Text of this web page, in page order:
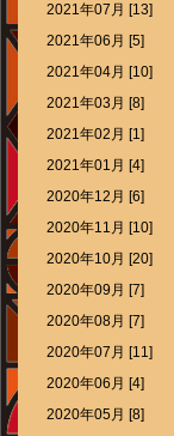
2021年07月 [13]
2021年06月 [5]
2021年04月 [10]
2021年03月 [8]
2021年02月 [1]
2021年01月 [4]
2020年12月 [6]
2020年11月 [10]
2020年10月 [20]
2020年09月 [7]
2020年08月 [7]
2020年07月 [11]
2020年06月 [4]
2020年05月 [8]